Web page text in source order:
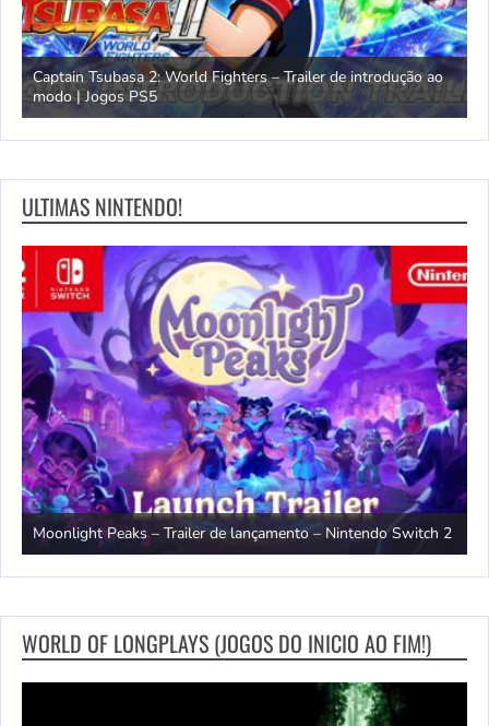
Captain Tsubasa 2: World Fighters – Trailer de introdução ao
modo | Jogos PS5
ULTIMAS NINTENDO!
Moonlight Peaks – Trailer de lançamento – Nintendo Switch 2
WORLD OF LONGPLAYS (JOGOS DO INICIO AO FIM!)